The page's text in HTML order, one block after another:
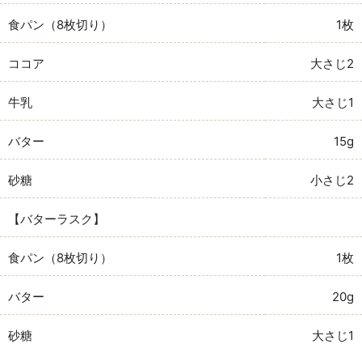
食パン（8枚切り） 1枚
ココア 大さじ2
牛乳 大さじ1
バター 15g
砂糖 小さじ2
【バターラスク】
食パン（8枚切り） 1枚
バター 20g
砂糖 大さじ1